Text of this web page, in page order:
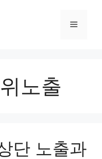
Menu
노출
단 노출과